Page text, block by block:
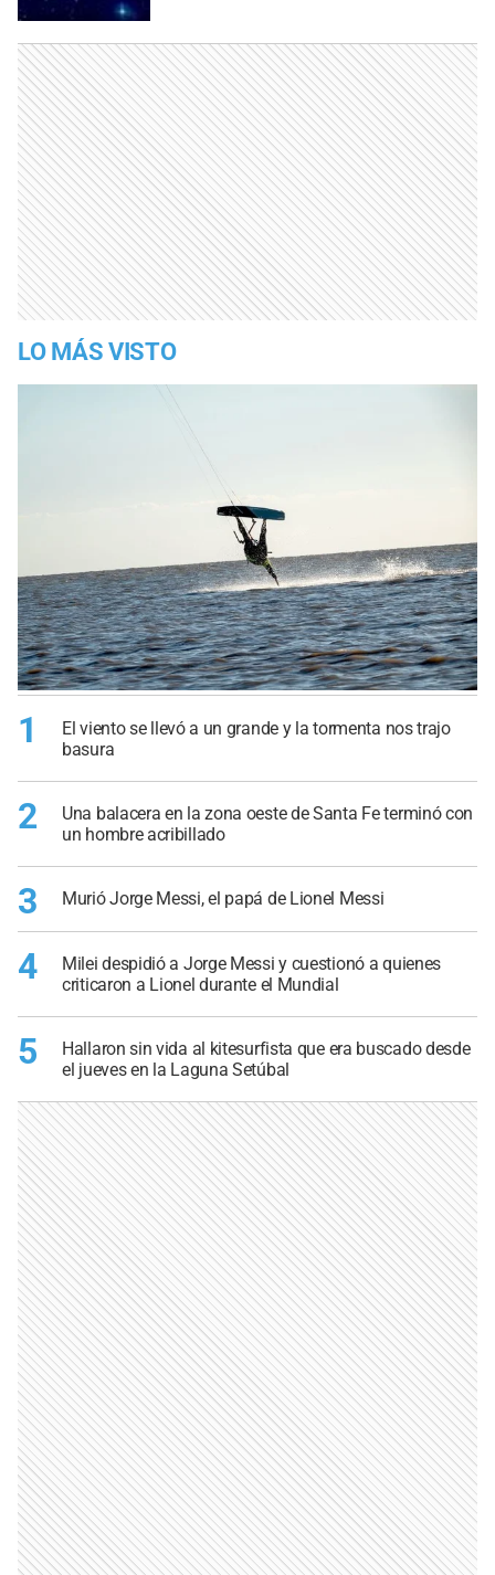
LO MÁS VISTO
1
El viento se llevó a un grande y la tormenta nos trajo
basura
2
Una balacera en la zona oeste de Santa Fe terminó con
un hombre acribillado
3 Murió Jorge Messi, el papá de Lionel Messi
4
Milei despidió a Jorge Messi y cuestionó a quienes
criticaron a Lionel durante el Mundial
5
Hallaron sin vida al kitesurfista que era buscado desde
el jueves en la Laguna Setúbal